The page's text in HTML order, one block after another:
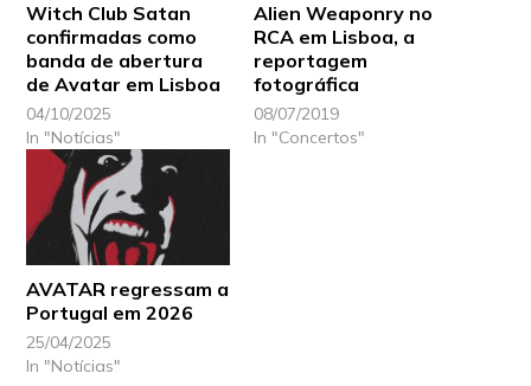
Witch Club Satan
confirmadas como
banda de abertura
de Avatar em Lisboa
04/10/2025
In "Notícias"
Alien Weaponry no
RCA em Lisboa, a
reportagem
fotográfica
08/07/2019
In "Concertos"
AVATAR regressam a
Portugal em 2026
25/04/2025
In "Notícias"